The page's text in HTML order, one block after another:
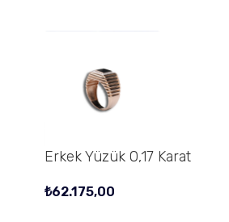
Erkek Yüzük 0,17 Karat
₺62.175,00